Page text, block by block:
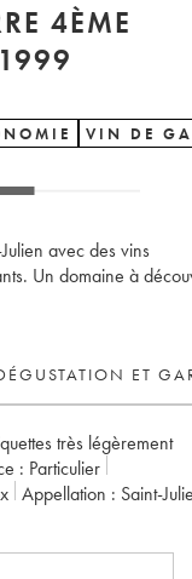
4ÈME
VIN DE
avec des vins
Un domaine à
ET
très légèrement
: particulier
Appellation :
Saint-